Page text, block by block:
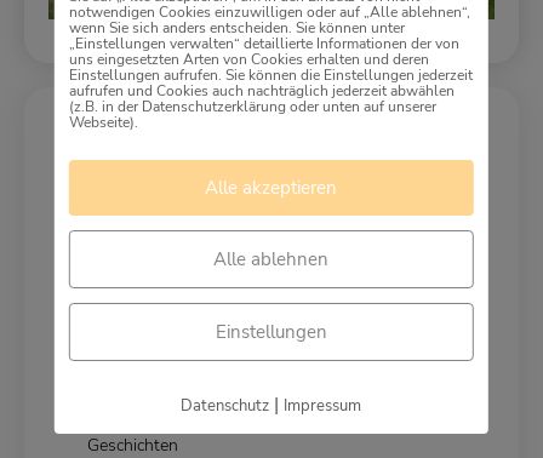
Login
Probleme mit der Website?
freiburg
Geschichten
notwendigen Cookies einzuwilligen oder auf „Alle ablehnen“,
wenn Sie sich anders entscheiden. Sie können unter
„Einstellungen verwalten“ detaillierte Informationen der von
uns eingesetzten Arten von Cookies erhalten und deren
Einstellungen aufrufen. Sie können die Einstellungen jederzeit
aufrufen und Cookies auch nachträglich jederzeit abwählen
(z.B. in der Datenschutzerklärung oder unten auf unserer
Webseite).
Alle akzeptieren
Alle ablehnen
Einstellungen
Datenschutz | Impressum